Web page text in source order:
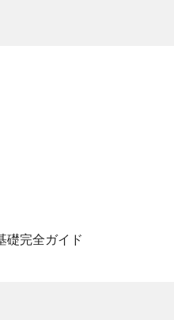
礎完全ガイド